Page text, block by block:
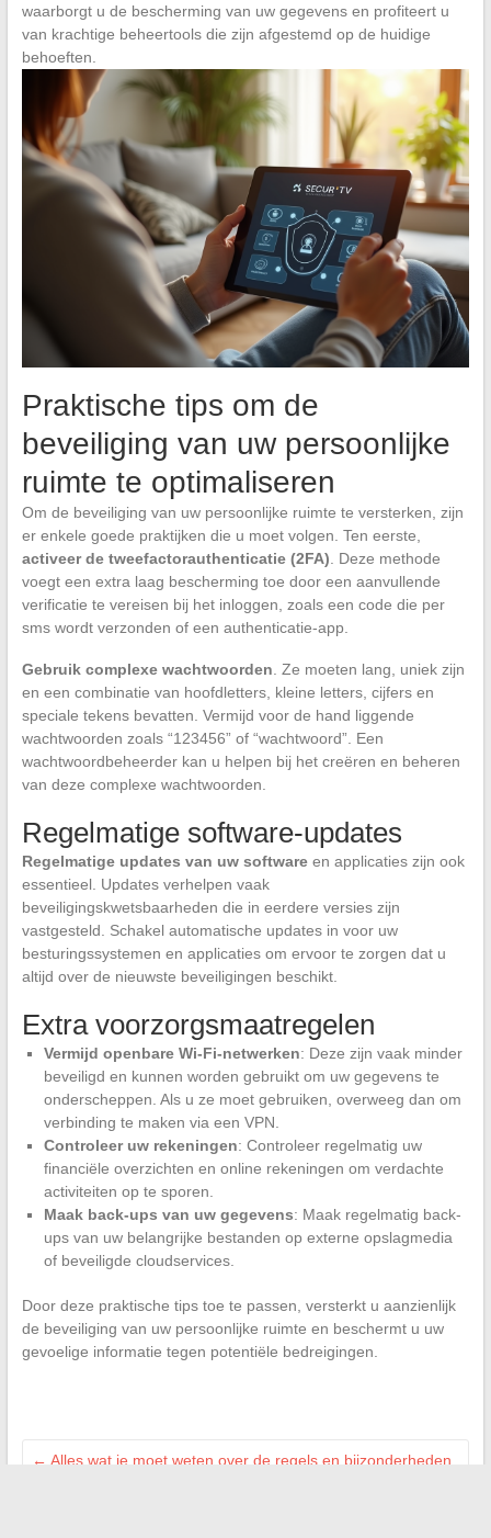
waarborgt u de bescherming van uw gegevens en profiteert u
van krachtige beheertools die zijn afgestemd op de huidige
behoeften.
Praktische tips om de
beveiliging van uw persoonlijke
ruimte te optimaliseren
Om de beveiliging van uw persoonlijke ruimte te versterken, zijn
er enkele goede praktijken die u moet volgen. Ten eerste,
activeer de tweefactorauthenticatie (2FA) . Deze methode
voegt een extra laag bescherming toe door een aanvullende
verificatie te vereisen bij het inloggen, zoals een code die per
sms wordt verzonden of een authenticatie-app.
Gebruik complexe wachtwoorden . Ze moeten lang, uniek zijn
en een combinatie van hoofdletters, kleine letters, cijfers en
speciale tekens bevatten. Vermijd voor de hand liggende
wachtwoorden zoals “123456” of “wachtwoord”. Een
wachtwoordbeheerder kan u helpen bij het creëren en beheren
van deze complexe wachtwoorden.
Regelmatige software-updates
Regelmatige updates van uw softwareen applicaties zijn ook
essentieel. Updates verhelpen vaak
beveiligingskwetsbaarheden die in eerdere versies zijn
vastgesteld. Schakel automatische updates in voor uw
besturingssystemen en applicaties om ervoor te zorgen dat u
altijd over de nieuwste beveiligingen beschikt.
Extra voorzorgsmaatregelen
Vermijd openbare Wi-Fi-netwerken: Deze zijn vaak minder
beveiligd en kunnen worden gebruikt om uw gegevens te
onderscheppen. Als u ze moet gebruiken, overweeg dan om
verbinding te maken via een VPN.
Controleer uw rekeningen: Controleer regelmatig uw
financiële overzichten en online rekeningen om verdachte
activiteiten op te sporen.
Maak back-ups van uw gegevens: Maak regelmatig back-
ups van uw belangrijke bestanden op externe opslagmedia
of beveiligde cloudservices.
Door deze praktische tips toe te passen, versterkt u aanzienlijk
de beveiliging van uw persoonlijke ruimte en beschermt u uw
gevoelige informatie tegen potentiële bedreigingen.
← Alles wat je moet weten over de regels en bijzonderheden